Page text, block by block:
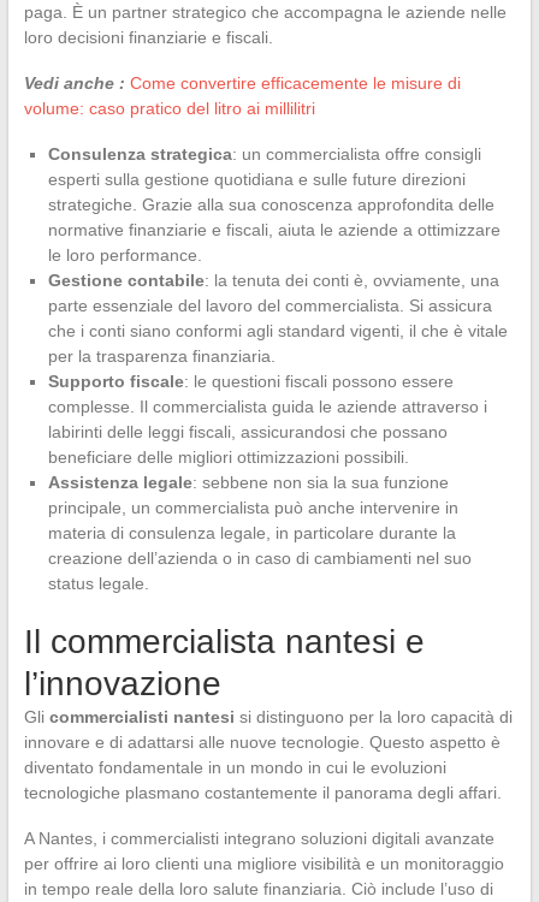
paga. È un partner strategico che accompagna le aziende nelle
loro decisioni finanziarie e fiscali.
Vedi anche : Come convertire efficacemente le misure di
volume: caso pratico del litro ai millilitri
Consulenza strategica: un commercialista offre consigli
esperti sulla gestione quotidiana e sulle future direzioni
strategiche. Grazie alla sua conoscenza approfondita delle
normative finanziarie e fiscali, aiuta le aziende a ottimizzare
le loro performance.
Gestione contabile: la tenuta dei conti è, ovviamente, una
parte essenziale del lavoro del commercialista. Si assicura
che i conti siano conformi agli standard vigenti, il che è vitale
per la trasparenza finanziaria.
Supporto fiscale: le questioni fiscali possono essere
complesse. Il commercialista guida le aziende attraverso i
labirinti delle leggi fiscali, assicurandosi che possano
beneficiare delle migliori ottimizzazioni possibili.
Assistenza legale: sebbene non sia la sua funzione
principale, un commercialista può anche intervenire in
materia di consulenza legale, in particolare durante la
creazione dell’azienda o in caso di cambiamenti nel suo
status legale.
Il commercialista nantesi e
l’innovazione
Gli commercialisti nantesi si distinguono per la loro capacità di
innovare e di adattarsi alle nuove tecnologie. Questo aspetto è
diventato fondamentale in un mondo in cui le evoluzioni
tecnologiche plasmano costantemente il panorama degli affari.
A Nantes, i commercialisti integrano soluzioni digitali avanzate
per offrire ai loro clienti una migliore visibilità e un monitoraggio
in tempo reale della loro salute finanziaria. Ciò include l’uso di